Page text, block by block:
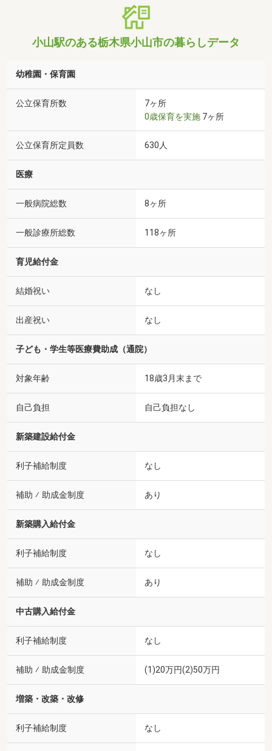
小山駅のある栃木県小山市の暮らしデータ
幼稚園・保育園
公立保育所数
7ヶ所
0歳保育を実施 7ヶ所
公立保育所定員数 630人
医療
一般病院総数 8ヶ所
一般診療所総数 118ヶ所
育児給付金
結婚祝い なし
出産祝い なし
子ども・学生等医療費助成（通院）
対象年齢 18歳3月末まで
自己負担 自己負担なし
新築建設給付金
利子補給制度 なし
補助 ⁄ 助成金制度 あり
新築購入給付金
利子補給制度 なし
補助 ⁄ 助成金制度 あり
中古購入給付金
利子補給制度 なし
補助 ⁄ 助成金制度 (1)20万円(2)50万円
増築・改築・改修
利子補給制度 なし